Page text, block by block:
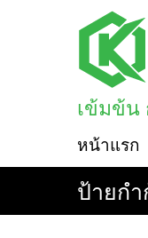
เข้มข้น
หน้าแรก
ป้ายกำ